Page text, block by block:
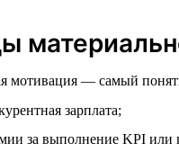
мотивация — самый
зарплата;
за выполнение KPI или